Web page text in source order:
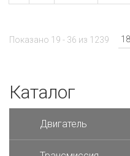
Показано 19 - 36 из 1239
Каталог
Двигатель